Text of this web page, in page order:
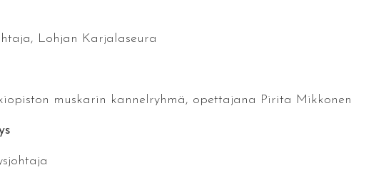
Lohjan Karjalaseura
muskarin kannelryhmä, opettajana Pirita Mikkonen